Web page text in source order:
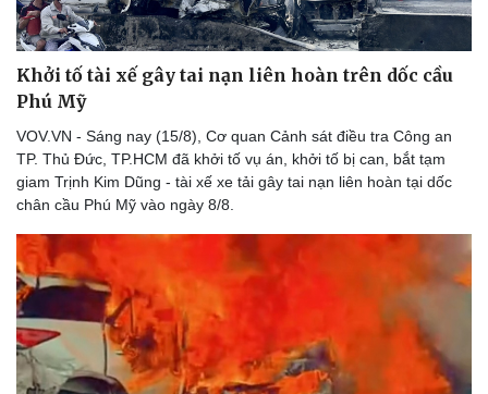
Thể thao
Bóng đá
Lịch thi đấu bóng đá
Thế giới thể thao
eSports
Hậu trường
Ô tô - Xe máy
Ô tô
Khởi tố tài xế gây tai nạn liên hoàn trên dốc cầu
Phú Mỹ
VOV.VN - Sáng nay (15/8), Cơ quan Cảnh sát điều tra Công an
TP. Thủ Đức, TP.HCM đã khởi tố vụ án, khởi tố bị can, bắt tạm
giam Trịnh Kim Dũng - tài xế xe tải gây tai nạn liên hoàn tại dốc
chân cầu Phú Mỹ vào ngày 8/8.